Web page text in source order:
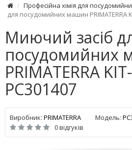
Професійна хімія для
для посудомийних машин PRIMATERRA
Миючий засіб
посудомийних
PRIMATERRA
PC301407
Виробник: PRIMATERRA Модель:
0 відгуків